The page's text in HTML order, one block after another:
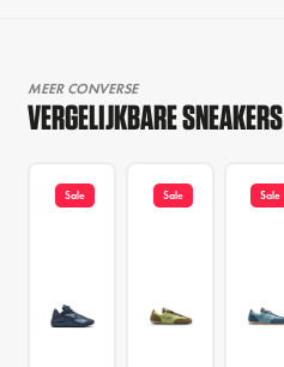
MEER CONVERSE
VERGELIJKBARE SNEAKERS
Sale Sale Sale